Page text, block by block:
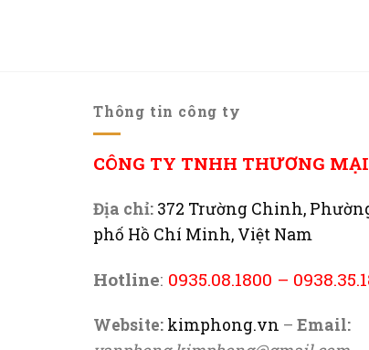
Thông tin công ty
CÔNG TY TNHH THƯƠNG
Địa chỉ: 372 Trường Chinh,
phố Hồ Chí Minh, Việt Nam
Hotline: 0935.08.1800 –
Website: kimphong.vn – Email: